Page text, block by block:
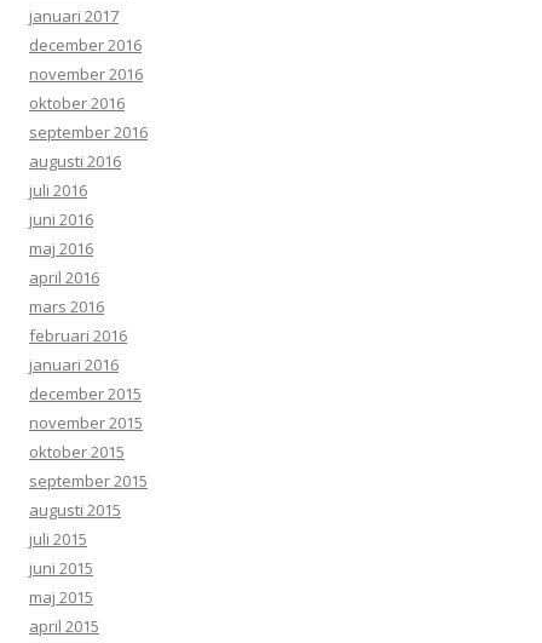
januari 2017
december 2016
november 2016
oktober 2016
september 2016
augusti 2016
juli 2016
juni 2016
maj 2016
april 2016
mars 2016
februari 2016
januari 2016
december 2015
november 2015
oktober 2015
september 2015
augusti 2015
juli 2015
juni 2015
maj 2015
april 2015